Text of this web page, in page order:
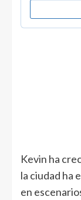
Kevin ha
la ciudad ha
en